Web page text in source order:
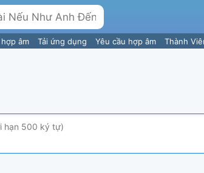
âm Tải ứng dụng Yêu cầu hợp âm Thành